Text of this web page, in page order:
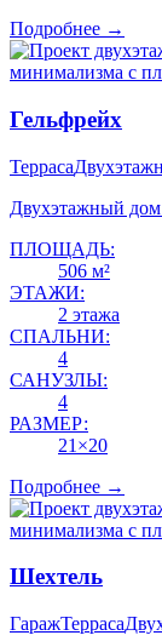
Подробнее →
Гельфрейх
Терраса
Двухэтажный дом
ПЛОЩАДЬ:
506 м²
ЭТАЖИ:
2 этажа
СПАЛЬНИ:
4
САНУЗЛЫ:
4
РАЗМЕР:
21×20
Подробнее →
Шехтель
ГаражТерраса